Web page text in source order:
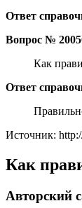
Ответ
Вопрос №
Как
Ответ
Источник:
Как
Авторский